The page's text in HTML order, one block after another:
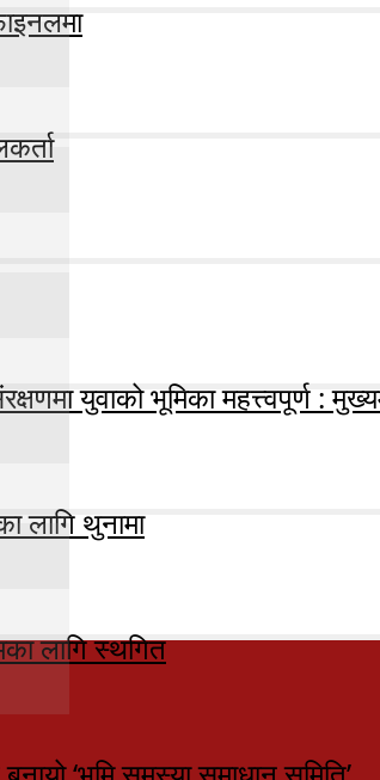
युवाको भूमिका महत्त्वपूर्ण :
लागि थुनामा
लागि स्थगित